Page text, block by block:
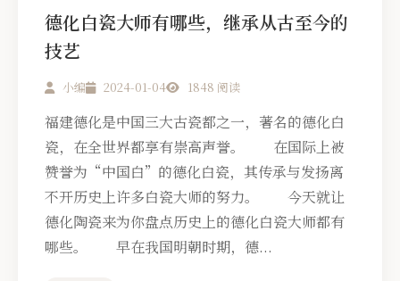
德化白瓷大师有哪些，继承从古至今的
技艺
小编 2024-01-04 1848 阅读
福建德化是中国三大古瓷都之一，著名的德化白
瓷，在全世界都享有崇高声誉。 在国际上被
赞誉为“中国白”的德化白瓷，其传承与发扬离
不开历史上许多白瓷大师的努力。 今天就让
德化陶瓷来为你盘点历史上的德化白瓷大师都有
哪些。 早在我国明朝时期，德...